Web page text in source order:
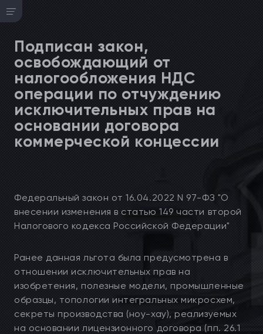
Подписан закон,
освобождающий от
налогообложения НДС
операции по отчуждению
исключительных прав на
основании договора
коммерческой концессии
Федеральный закон от 16.04.2022 N 97-ФЗ "О
внесении изменения в статью 149 части второй
Налогового кодекса Российской Федерации"
Ранее данная льгота была предусмотрена в
отношении исключительных прав на
изобретения, полезные модели, промышленные
образцы, топологии интегральных микросхем,
секреты производства (ноу-хау), реализуемых
на основании лицензионного договора (пп. 26.1